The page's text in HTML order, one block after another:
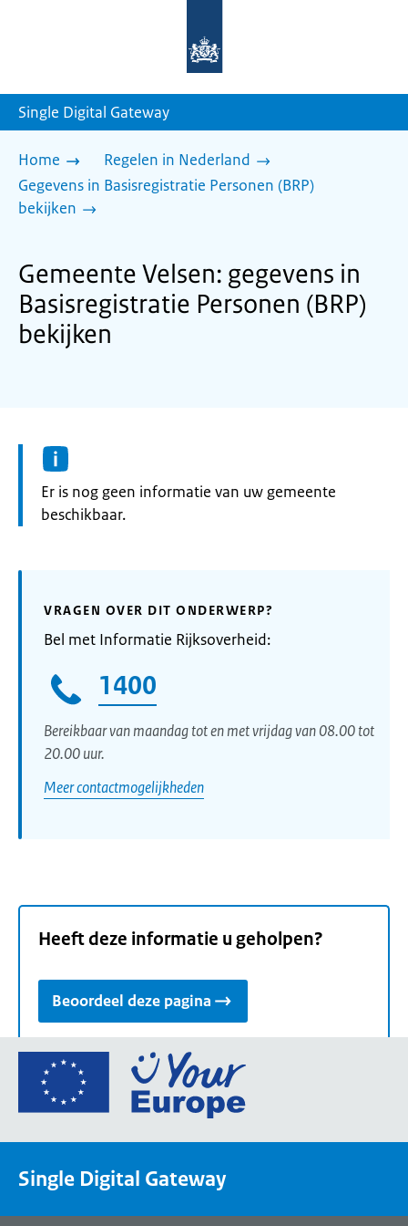
homepage
Single Digital Gateway
Home
Regelen in Nederland
Gegevens in Basisregistratie Personen (BRP)
bekijken
Gemeente Velsen: gegevens in
Basisregistratie Personen (BRP)
bekijken
Informatie:
Er is nog geen informatie van uw gemeente
beschikbaar.
VRAGEN OVER DIT ONDERWERP?
Bel met Informatie Rijksoverheid:
1400
Bereikbaar van maandag tot en met vrijdag van 08.00 tot
20.00 uur.
Meer contactmogelijkheden
Heeft deze informatie u geholpen?
Beoordeel deze pagina
Ga
de
een
Single Digital Gateway